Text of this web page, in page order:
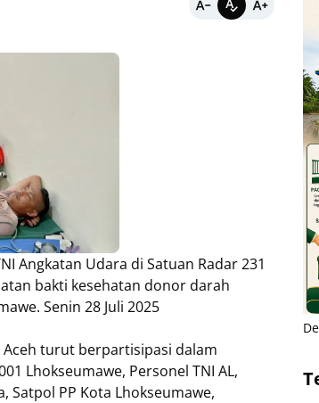
Angkatan Udara di Satuan Radar 231
bakti kesehatan donor darah
Senin 28 Juli 2025
turut berpartisipasi dalam
Lhokseumawe, Personel TNI AL,
Satpol PP Kota Lhokseumawe,